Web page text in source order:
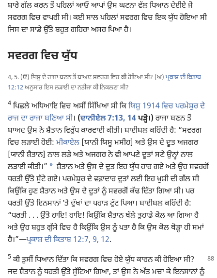
ਬਾਰੇ ਗੱਲ ਕਰਨ ਤੋਂ ਪਹਿਲਾਂ ਆਓ ਆਪਾਂ ਉਸ ਘਟਨਾ ਵੱਲ ਧਿਆਨ ਦੇਈਏ ਜੋ
ਸਵਰਗ ਵਿਚ ਵਾਪਰੀ ਸੀ। ਕਈ ਸਾਲ ਪਹਿਲਾਂ ਸਵਰਗ ਵਿਚ ਇਕ ਯੁੱਧ ਹੋਇਆ ਸੀ
ਜਿਸ ਦਾ ਸਾਡੇ ਉੱਤੇ ਬਹੁਤ ਗਹਿਰਾ ਅਸਰ ਪਿਆ ਹੈ।
ਸਵਰਗ ਵਿਚ ਯੁੱਧ
4, 5. (ੳ) ਯਿਸੂ ਦੇ ਰਾਜਾ ਬਣਨ ਤੋਂ ਬਾਅਦ ਸਵਰਗ ਵਿਚ ਕੀ ਹੋਇਆ ਸੀ? (ਅ) ਪ੍ਰਕਾਸ਼ ਦੀ ਕਿਤਾਬ
12:12ਅਨੁਸਾਰ ਇਸ ਲੜਾਈ ਦਾ ਨਤੀਜਾ ਕੀ ਨਿਕਲਣਾ ਸੀ?
4ਪਿਛਲੇ ਅਧਿਆਇ ਵਿਚ ਅਸੀਂ ਸਿੱਖਿਆ ਸੀ ਕਿਯਿਸੂ 1914 ਵਿਚ ਪਰਮੇਸ਼ੁਰ ਦੇ
ਰਾਜ ਦਾ ਰਾਜਾ ਬਣਿਆ ਸੀ। (ਦਾਨੀਏਲ 7:13, 14ਪੜ੍ਹੋ।)ਰਾਜਾ ਬਣਨ ਤੋਂ
ਬਾਅਦ ਉਸ ਨੇ ਸ਼ੈਤਾਨ ਵਿਰੁੱਧ ਕਾਰਵਾਈ ਕੀਤੀ। ਬਾਈਬਲ ਕਹਿੰਦੀ ਹੈ: “ਸਵਰਗ
ਵਿਚ ਲੜਾਈ ਹੋਈ: ਮੀਕਾਏਲ [ਯਾਨੀ ਯਿਸੂ ਮਸੀਹ] ਅਤੇ ਉਸ ਦੇ ਦੂਤ ਅਜਗਰ
[ਯਾਨੀ ਸ਼ੈਤਾਨ] ਨਾਲ ਲੜੇ ਅਤੇ ਅਜਗਰ ਨੇ ਵੀ ਆਪਣੇ ਦੂਤਾਂ ਸਣੇ ਉਨ੍ਹਾਂ ਨਾਲ
ਲੜਾਈ ਕੀਤੀ।” a ਸ਼ੈਤਾਨ ਅਤੇ ਉਸ ਦੇ ਦੂਤ ਇਹ ਯੁੱਧ ਹਾਰ ਗਏ ਅਤੇ ਉਹ ਸਵਰਗੋਂ
ਧਰਤੀ ਉੱਤੇ ਸੁੱਟੇ ਗਏ। ਪਰਮੇਸ਼ੁਰ ਦੇ ਵਫ਼ਾਦਾਰ ਦੂਤਾਂ ਲਈ ਇਹ ਖ਼ੁਸ਼ੀ ਦੀ ਗੱਲ ਸੀ
ਕਿਉਂਕਿ ਹੁਣ ਸ਼ੈਤਾਨ ਅਤੇ ਉਸ ਦੇ ਦੂਤਾਂ ਨੂੰ ਸਵਰਗੋਂ ਕੱਢ ਦਿੱਤਾ ਗਿਆ ਸੀ। ਪਰ
ਧਰਤੀ ਉੱਤੇ ਇਨਸਾਨਾਂ ʼਤੇ ਦੁੱਖਾਂ ਦਾ ਪਹਾੜ ਟੁੱਟ ਪਿਆ। ਬਾਈਬਲ ਕਹਿੰਦੀ ਹੈ:
“ਧਰਤੀ . . . ਉੱਤੇ ਹਾਇ! ਹਾਇ! ਕਿਉਂਕਿ ਸ਼ੈਤਾਨ ਥੱਲੇ ਤੁਹਾਡੇ ਕੋਲ ਆ ਗਿਆ ਹੈ
ਅਤੇ ਉਹ ਬਹੁਤ ਗੁੱਸੇ ਵਿਚ ਹੈ ਕਿਉਂਕਿ ਉਸ ਨੂੰ ਪਤਾ ਹੈ ਕਿ ਉਸ ਕੋਲ ਥੋੜ੍ਹਾ ਹੀ ਸਮਾਂ
ਹੈ।”​—ਪ੍ਰਕਾਸ਼ ਦੀ ਕਿਤਾਬ 12:7, 9, 12.
5ਕੀ ਤੁਸੀਂ ਧਿਆਨ ਦਿੱਤਾ ਕਿ ਸਵਰਗ ਵਿਚ ਹੋਏ ਯੁੱਧ ਕਾਰਨ ਕੀ ਹੋਇਆ ਸੀ?
ਜਦ ਸ਼ੈਤਾਨ ਨੂੰ ਧਰਤੀ ਉੱਤੇ ਸੁੱਟਿਆ ਗਿਆ, ਤਾਂ ਉਸ ਨੇ ਅੱਤ ਮਚਾ ਕੇ ਇਨਸਾਨਾਂ ਨੂੰ